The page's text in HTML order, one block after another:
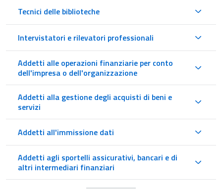
Tecnici delle biblioteche
Intervistatori e rilevatori professionali
Addetti alle operazioni finanziarie per conto
dell'impresa o dell'organizzazione
Addetti alla gestione degli acquisti di beni e
servizi
Addetti all'immissione dati
Addetti agli sportelli assicurativi, bancari e di
altri intermediari finanziari